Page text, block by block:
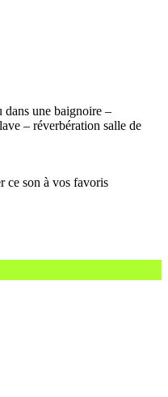
une baignoire –
– réverbération salle de